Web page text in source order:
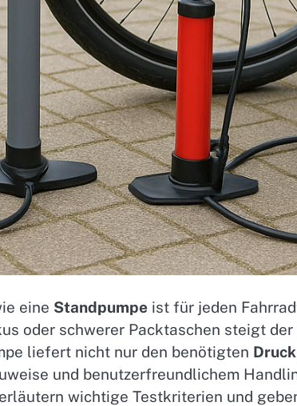
eine Standpumpe ist für jeden
oder schwerer Packtaschen steigt
liefert nicht nur den benötigten Druck
und benutzerfreundlichem
wichtige Testkriterien und